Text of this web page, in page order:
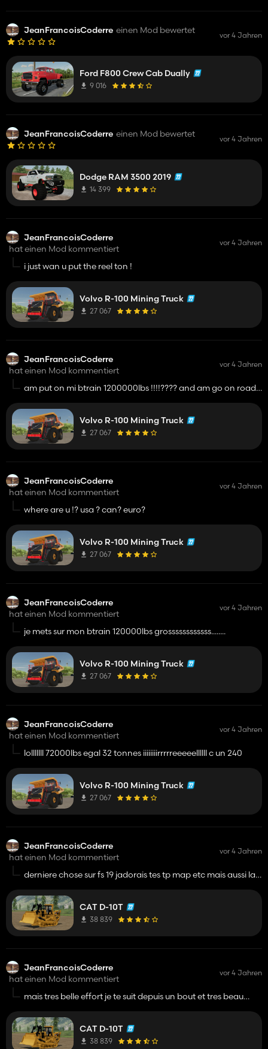
JeanFrancoisCoderre einen Mod bewertet vor 4 Jahren
Ford F800 Crew Cab Dually
9 016
JeanFrancoisCoderre einen Mod bewertet vor 4 Jahren
Dodge RAM 3500 2019
14 399
JeanFrancoisCoderre
hat einen Mod kommentiert
vor 4 Jahren
i just wan u put the reel ton !
Volvo R-100 Mining Truck
27 067
JeanFrancoisCoderre
hat einen Mod kommentiert
vor 4 Jahren
am put on mi btrain 1200000lbs !!!!???? and am go on road
Volvo R-100 Mining Truck
27 067
JeanFrancoisCoderre
hat einen Mod kommentiert
vor 4 Jahren
where are u !? usa ? can? euro?
Volvo R-100 Mining Truck
27 067
JeanFrancoisCoderre
hat einen Mod kommentiert
vor 4 Jahren
je mets sur mon btrain 120000lbs grossssssssssss........
Volvo R-100 Mining Truck
27 067
JeanFrancoisCoderre
hat einen Mod kommentiert
vor 4 Jahren
lolllllll 72000lbs egal 32 tonnes iiiiiiiirrrrreeeeellllll c un 240
Volvo R-100 Mining Truck
27 067
JeanFrancoisCoderre
hat einen Mod kommentiert
vor 4 Jahren
derniere chose sur fs 19 jadorais tes tp map etc mais aussi la
alors pour le reel entk je prenais une remorque que je pouvais
tirer jusquas un million de litre mais je la metait en 50 tonnes
alors cetait un peut plate car en reel je prenais pas ton geni
de construction de tes mods ! jaimerais un retour de ,essage
CAT D-10T
38 839
JeanFrancoisCoderre
hat einen Mod kommentiert
vor 4 Jahren
mais tres belle effort je te suit depuis un bout et tres beau
parfait meme genignal !bravo et ne prend pas personnel
mais contructif merci
CAT D-10T
38 839